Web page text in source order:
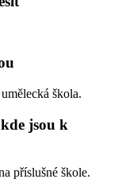
škola.
jsou k
příslušné škole.